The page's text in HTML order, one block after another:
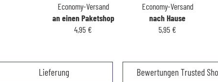
Economy-Versand
an einen Paketshop
4,95 €
Economy-Versand
nach Hause
5,95 €
Lieferung Bewertungen Trusted